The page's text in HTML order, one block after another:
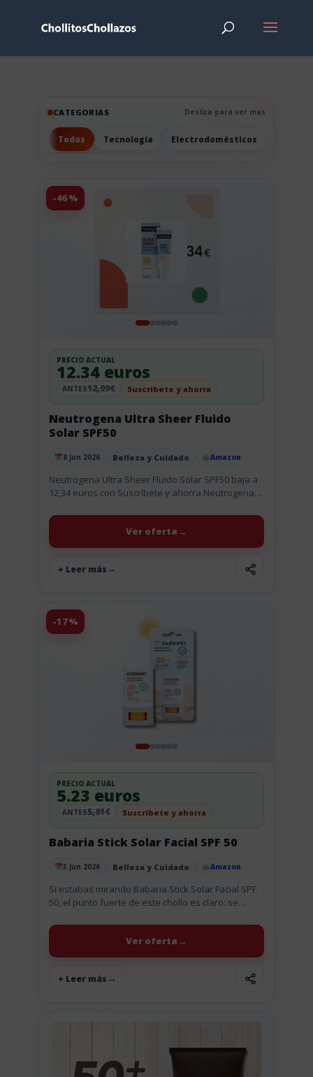
CATEGORIAS Desliza para ver mas
Todos Tecnología Electrodomésticos
-46%
Publicado el
8 Jun 2026 Belleza y Cuidado Amazon
Neutrogena Ultra Sheer Fluido
Solar SPF50
PRECIO ACTUAL
12.34 euros
ANTES12,99€ Suscribete y ahorra
Neutrogena Ultra Sheer Fluido Solar SPF50 baja a
12,34 euros con Suscríbete y ahorra Neutrogena
queda en 12,34 euros...
+ Leer más
Ver oferta
-17%
Publicado el
3 Jun 2026 Belleza y Cuidado Amazon
Babaria Stick Solar Facial SPF 50
PRECIO ACTUAL
5.23 euros
ANTES5,81€ Suscribete y ahorra
Si estabas mirando Babaria Stick Solar Facial SPF
50, el punto fuerte de este chollo es claro: se
+ Leer más
Ver oferta